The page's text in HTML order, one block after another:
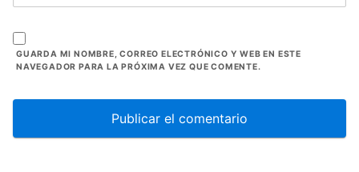
GUARDA MI NOMBRE, CORREO ELECTRÓNICO Y WEB EN ESTE
NAVEGADOR PARA LA PRÓXIMA VEZ QUE COMENTE.